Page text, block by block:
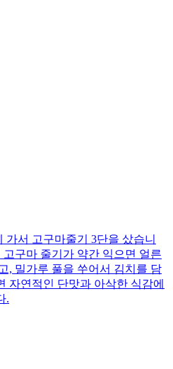
서 고구마줄기 3단을 샀습니
구마 줄기가 약간 익으면 얼른
, 밀가루 풀을 쑤어서 김치를 담
자연적인 단맛과 아삭한 식감에
.